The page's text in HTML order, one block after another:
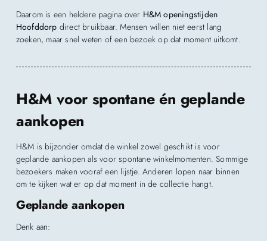
Daarom is een heldere pagina over H&M openingstijden
Hoofddorp direct bruikbaar. Mensen willen niet eerst lang
zoeken, maar snel weten of een bezoek op dat moment uitkomt.
H&M voor spontane én geplande
aankopen
H&M is bijzonder omdat de winkel zowel geschikt is voor
geplande aankopen als voor spontane winkelmomenten. Sommige
bezoekers maken vooraf een lijstje. Anderen lopen naar binnen
om te kijken wat er op dat moment in de collectie hangt.
Geplande aankopen
Denk aan: